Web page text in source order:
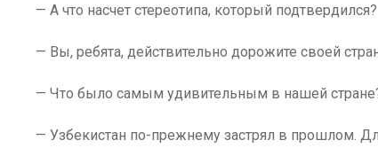
— А что насчет стереотипа, который подтвердился?
— Вы, ребята, действительно дорожите своей
— Что было самым удивительным в нашей
— Узбекистан по-прежнему застрял в прошлом.